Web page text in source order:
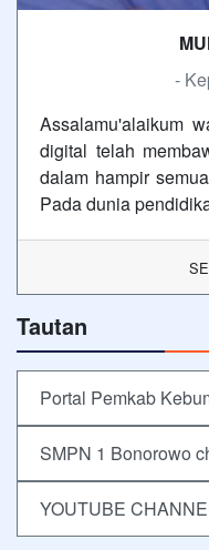
-
Assalamu'alaikum
digital telah
dalam hampir
Pada dunia
Tautan
Portal Pemkab
SMPN 1 Bonorowo
YOUTUBE